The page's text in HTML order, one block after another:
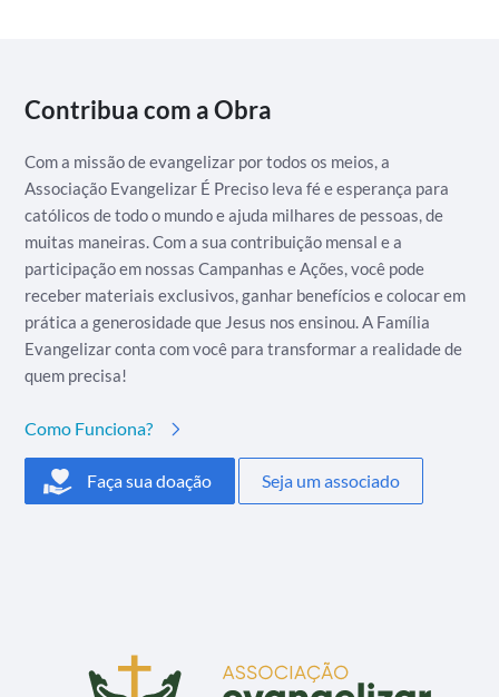
Contribua com a Obra
Com a missão de evangelizar por todos os meios, a
Associação Evangelizar É Preciso leva fé e esperança para
católicos de todo o mundo e ajuda milhares de pessoas, de
muitas maneiras. Com a sua contribuição mensal e a
participação em nossas Campanhas e Ações, você pode
receber materiais exclusivos, ganhar benefícios e colocar em
prática a generosidade que Jesus nos ensinou. A Família
Evangelizar conta com você para transformar a realidade de
quem precisa!
Como Funciona?
Faça sua doação Seja um associado